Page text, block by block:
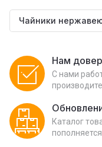
Чайники
Нам
С нами
Каталог
пополняется